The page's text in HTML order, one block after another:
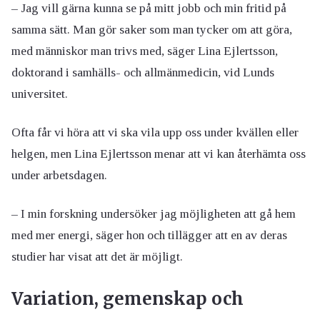
– Jag vill gärna kunna se på mitt jobb och min fritid på
samma sätt. Man gör saker som man tycker om att göra,
med människor man trivs med, säger Lina Ejlertsson,
doktorand i samhälls- och allmänmedicin, vid Lunds
universitet.
Ofta får vi höra att vi ska vila upp oss under kvällen eller
helgen, men Lina Ejlertsson menar att vi kan återhämta oss
under arbetsdagen.
– I min forskning undersöker jag möjligheten att gå hem
med mer energi, säger hon och tillägger att en av deras
studier har visat att det är möjligt.
Variation, gemenskap och